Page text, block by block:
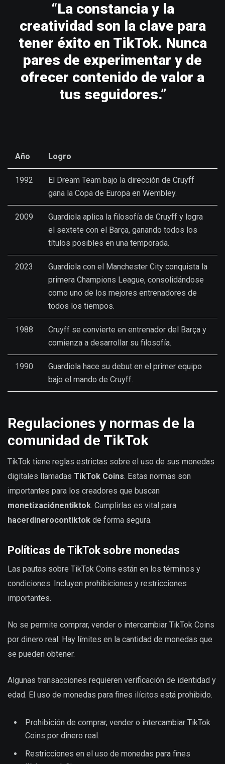
“La constancia y la
creatividad son la clave para
tener éxito en TikTok. Nunca
pares de experimentar y de
ofrecer contenido de valor a
tus seguidores.”
Año Logro
1992
El Dream Team bajo la dirección de Cruyff
gana la Copa de Europa en Wembley.
2009
Guardiola aplica la filosofía de Cruyff y logra
el sextete con el Barça, ganando todos los
títulos posibles en una temporada.
2023
Guardiola con el Manchester City conquista la
primera Champions League, consolidándose
como uno de los mejores entrenadores de
todos los tiempos.
1988
Cruyff se convierte en entrenador del Barça y
comienza a desarrollar su filosofía.
1990
Guardiola hace su debut en el primer equipo
bajo el mando de Cruyff.
Regulaciones y normas de la
comunidad de TikTok
TikTok tiene reglas estrictas sobre el uso de sus monedas
digitales llamadas TikTok Coins. Estas normas son
importantes para los creadores que buscan
monetizaciónentiktok. Cumplirlas es vital para
hacerdinerocontiktok de forma segura.
Políticas de TikTok sobre monedas
Las pautas sobre TikTok Coins están en los términos y
condiciones. Incluyen prohibiciones y restricciones
importantes.
No se permite comprar, vender o intercambiar TikTok Coins
por dinero real. Hay límites en la cantidad de monedas que
se pueden obtener.
Algunas transacciones requieren verificación de identidad y
edad. El uso de monedas para fines ilícitos está prohibido.
Prohibición de comprar, vender o intercambiar TikTok
Coins por dinero real.
Restricciones en el uso de monedas para fines